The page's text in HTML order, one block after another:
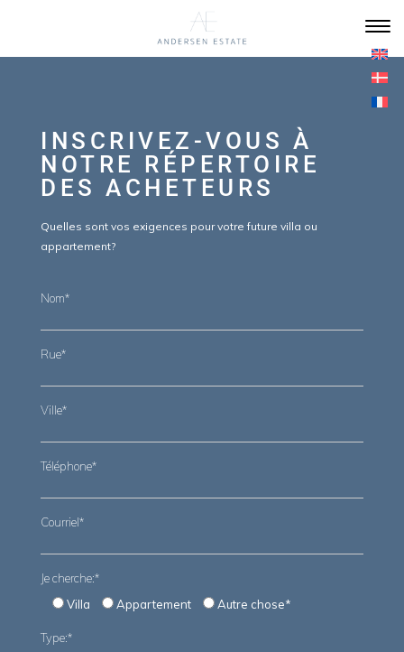
INSCRIVEZ-VOUS À
NOTRE RÉPERTOIRE
DES ACHETEURS
Quelles sont vos exigences pour votre future villa ou
appartement?
Nom*
Rue*
Ville*
Téléphone*
Courriel*
Je cherche:*
Villa
Appartement Autre chose*
Type:*